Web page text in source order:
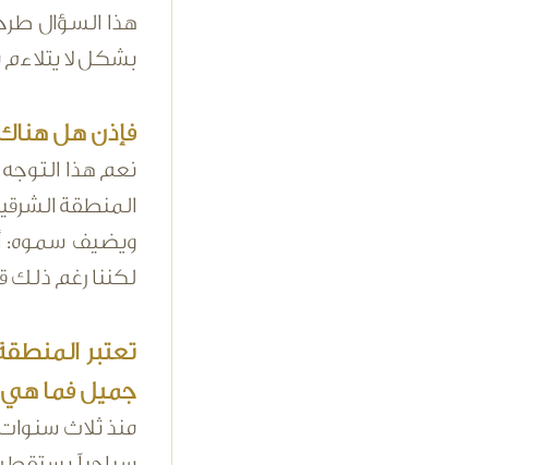
هذا السؤال
بشكل لا
فإذن هل هناك
نعم هذا
المنطقة
ويضيف سموه:
لكننا رغم ذلك
تعتبر
جميل فما
منذ ثلاث سنوات